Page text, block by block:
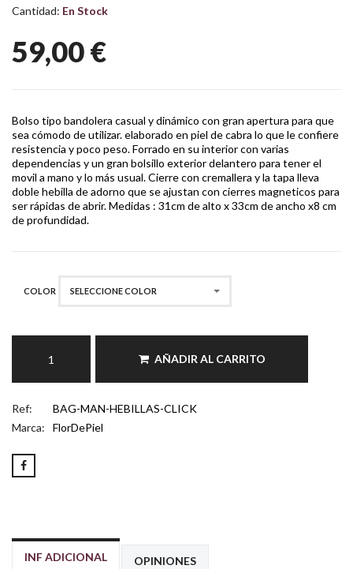
Cantidad: En Stock
59,00 €
Bolso tipo bandolera casual y dinámico con gran apertura para que
sea cómodo de utilizar. elaborado en piel de cabra lo que le confiere
resistencia y poco peso. Forrado en su interior con varias
dependencias y un gran bolsillo exterior delantero para tener el
movil a mano y lo más usual. Cierre con cremallera y la tapa lleva
doble hebilla de adorno que se ajustan con cierres magneticos para
ser rápidas de abrir. Medidas : 31cm de alto x 33cm de ancho x8 cm
de profundidad.
COLOR SELECCIONE COLOR
AÑADIR AL CARRITO
Ref:
BAG-MAN-HEBILLAS-CLICK
Marca:
FlorDePiel
INF ADICIONAL OPINIONES